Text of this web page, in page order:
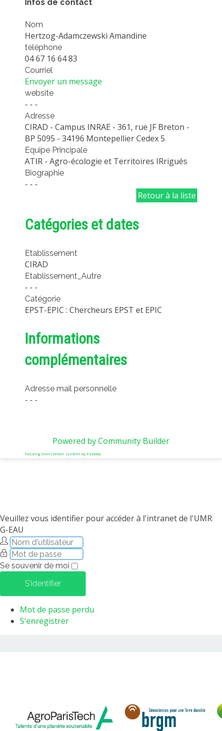
IMPLANTATIONS GÉOGRAPHIQUES
PROJETS EN COURS
PROJETS TERMINÉS
NOS RÉSEAUX SCIENTIFIQUES ET TECHNIQUES
SÉMINAIRES RÉGULIERS
FORMATION
INGÉNIEUR
FORMATION CONTINUE
FORMATION DOCTORALE
PRODUCTION
MÉTHODES ET OUTILS
LOGICIELS
PUBLICATIONS SUR HAL
THÈSES
NOTES THÉMATIQUES
Infos de contact
Nom
Hertzog-Adamczewski Amandine
tèléphone
04 67 16 64 83
Courriel
Envoyer un message
website
- - -
Adresse
CIRAD - Campus INRAE - 361, rue JF Breton -
BP 5095 - 34196 Montepellier Cedex 5
Equipe Principale
ATIR - Agro-écologie et Territoires IRrigués
Biographie
- - -
Retour à la liste
Catégories et dates
Etablissement
CIRAD
Etablissement_Autre
- - -
Catégorie
EPST-EPIC : Chercheurs EPST et EPIC
Informations
complémentaires
Adresse mail personnelle
- - -
Powered by Community Builder
FaLang translation system by Faboba
Veuillez vous identifier pour accéder à l'intranet de l'UMR
G-EAU
Se souvenir de moi
S'identifier
Mot de passe perdu
S'enregistrer